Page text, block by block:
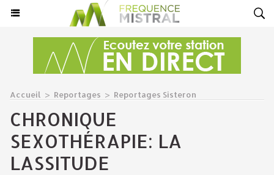
Accueil > Reportages > Reportages Sisteron
CHRONIQUE
SEXOTHÉRAPIE: LA
LASSITUDE